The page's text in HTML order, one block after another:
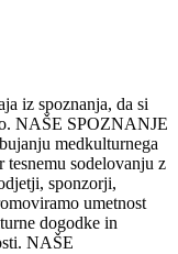
iz spoznanja, da si
NAŠE SPOZNANJE
medkulturnega
sodelovanju z
sponzorji,
umetnost
dogodke in
NAŠE